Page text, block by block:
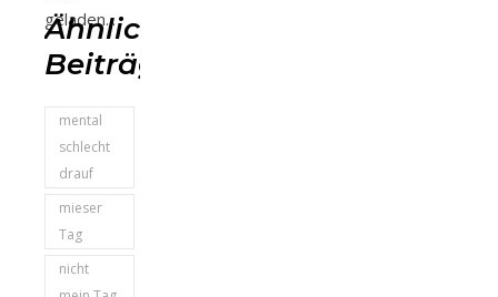
geladen...
Ähnliche
Beiträge
mental
schlecht
drauf
mieser
Tag
nicht